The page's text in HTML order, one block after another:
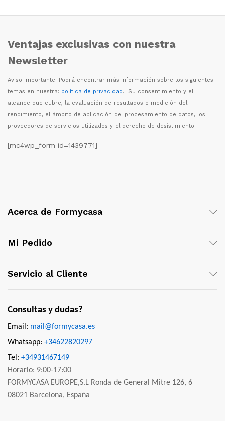
Ventajas exclusivas con nuestra
Newsletter
Aviso importante: Podrá encontrar más información sobre los siguientes
temas en nuestra: política de privacidad. Su consentimiento y el
alcance que cubre, la evaluación de resultados o medición del
rendimiento, el ámbito de aplicación del procesamiento de datos, los
proveedores de servicios utilizados y el derecho de desistimiento.
[mc4wp_form id=1439771]
Acerca de Formycasa
Mi Pedido
Servicio al Cliente
Consultas y dudas?
Email: mail@formycasa.es
Whatsapp: +34622820297
Tel: +34931467149
Horario: 9:00-17:00
FORMYCASA EUROPE,S.L Ronda de General Mitre 126, 6
08021 Barcelona, España